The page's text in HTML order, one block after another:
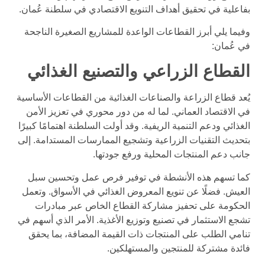
بفاعلية في تحقيق أهداف التنويع الاقتصادي في سلطنة عُمان.
وفيما يلي أبرز القطاعات الواعدة للمشاريع الصغيرة الناجحة
في عُمان:
القطاع الزراعي والتصنيع الغذائي
يُعد قطاع الزراعة والصناعات الغذائية من القطاعات الأساسية
في الاقتصاد العماني. لما له من دور محوري في تعزيز الأمن
الغذائي ودعم التنمية الريفية. وقد أولت السلطنة اهتمامًا كبيرًا
بتحديث التقنيات الزراعية وتشجيع الممارسات المستدامة. إلى
جانب دعم المنتجات المحلية ورفع جودتها.
كما تسهم هذه الأنشطة في توفير فرص عمل وتحسين سبل
العيش. فضلًا عن تنويع المعروض الغذائي في الأسواق. وتعمل
الحكومة على تحفيز مشاركة القطاع الخاص عبر مبادرات
تشجع الاستثمار في تصنيع وتوزيع الأغذية. الأمر الذي أسهم في
تنامي الطلب على المنتجات ذات القيمة المضافة، بما يحقق
فائدة مشتركة للمنتجين والمستهلكين.